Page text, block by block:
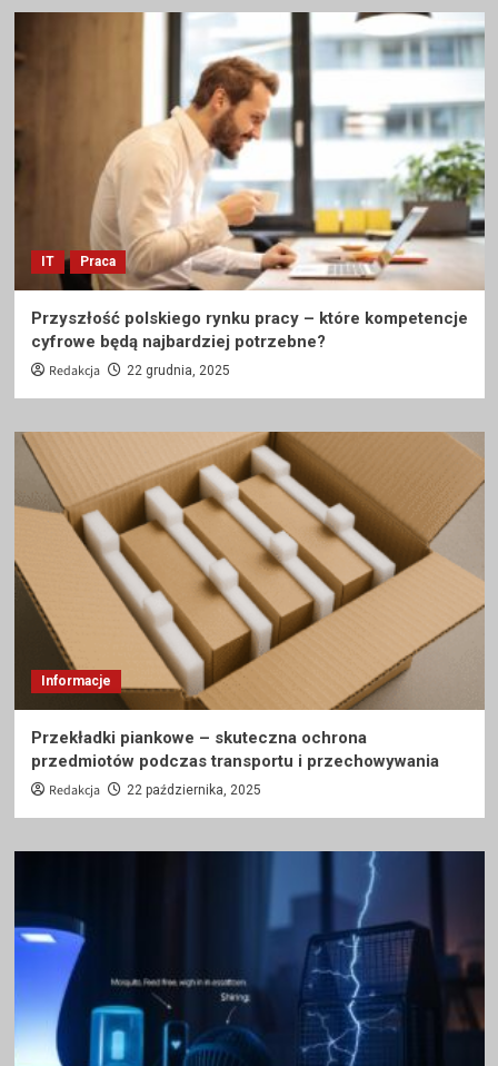
IT Praca
Przyszłość polskiego rynku pracy – które kompetencje
cyfrowe będą najbardziej potrzebne?
Redakcja 22 grudnia, 2025
Informacje
Przekładki piankowe – skuteczna ochrona
przedmiotów podczas transportu i przechowywania
Redakcja 22 października, 2025